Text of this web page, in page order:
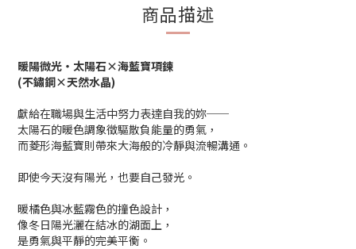
商品描述
暖陽微光‧太陽石×海藍寶項鍊
(不鏽鋼×天然水晶)
獻給在職場與生活中努力表達自我的妳──
太陽石的暖色調象徵驅散負能量的勇氣，
而菱形海藍寶則帶來大海般的冷靜與流暢溝通。
即使今天沒有陽光，也要自己發光。
暖橘色與冰藍霧色的撞色設計，
像冬日陽光灑在結冰的湖面上，
是勇氣與平靜的完美平衡。